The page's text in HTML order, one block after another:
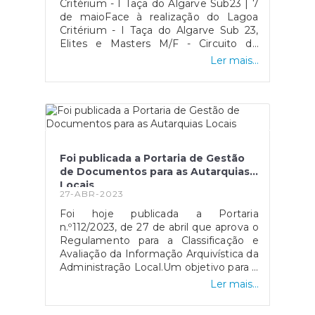
Portugal, enviando os seus
avistamentos através da
aplicação GelAvista ou
para plancton@ipma.pt.
Critérium - I Taça do Algarve Sub23 | 7
de maioFace à realização do Lagoa
Critérium - I Taça do Algarve Sub 23,
Elites e Masters M/F - Circuito de
ciclismo de estrada, informamos o
condicionar o trânsito entre 9:00 horas
será na Estrada de Vale Del Rei (junto
ao Poço que se encontra perto da
antecipadamente a sua compreensão.
Ler mais...
Foi publicada a Portaria de Gestão
de Documentos para as Autarquias
Locais
27-ABR-2023
Foi hoje publicada a Portaria
n.º112/2023, de 27 de abril que aprova o
Regulamento para a Classificação e
Avaliação da Informação Arquivística da
Administração Local.Um objetivo para o
qual se tem vindo a trabalhar há anos e
publicação desta Portaria, um
Ler mais...